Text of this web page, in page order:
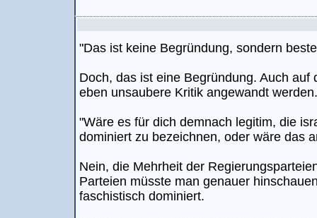
"Das ist keine Begründung, sondern
Doch, das ist eine Begründung. Auch
eben unsaubere Kritik angewandt werden.
"Wäre es für dich demnach legitim, die
dominiert zu bezeichnen, oder wäre das
Nein, die Mehrheit der
Parteien müsste man genauer
faschistisch dominiert.